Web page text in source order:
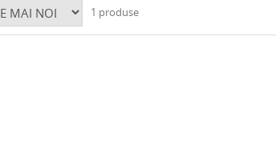
1 produse